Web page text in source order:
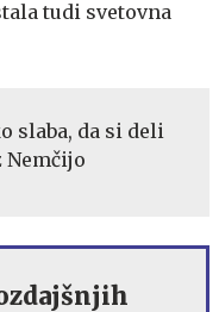
tudi svetovna
slaba, da si deli
Nemčijo